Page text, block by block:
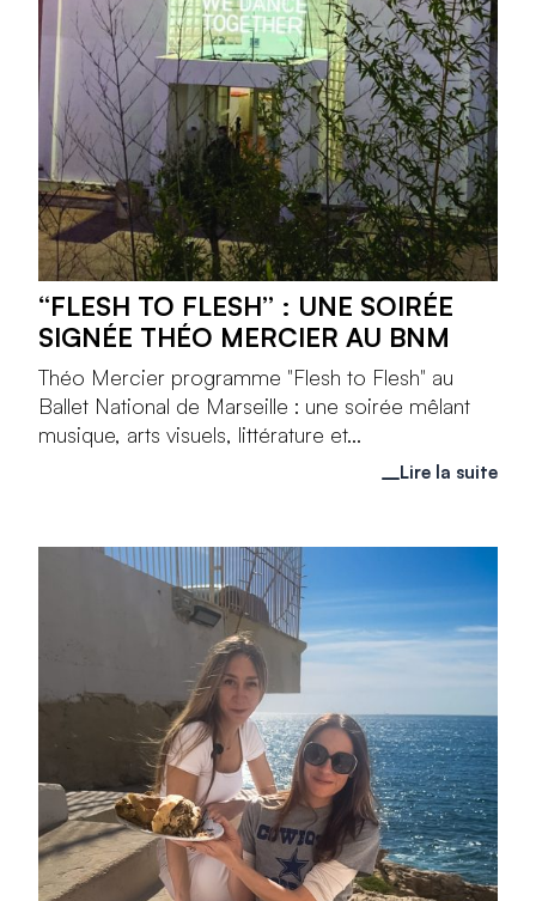
“FLESH TO FLESH” : UNE SOIRÉE
SIGNÉE THÉO MERCIER AU BNM
Théo Mercier programme "Flesh to Flesh" au
Ballet National de Marseille : une soirée mêlant
musique, arts visuels, littérature et...
Lire la suite